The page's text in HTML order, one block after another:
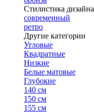
Стилистика дизайна
современный
ретро
Другие категории
Угловые
Квадратные
Низкие
Белые матовые
Глубокие
140 см
150 см
155 см